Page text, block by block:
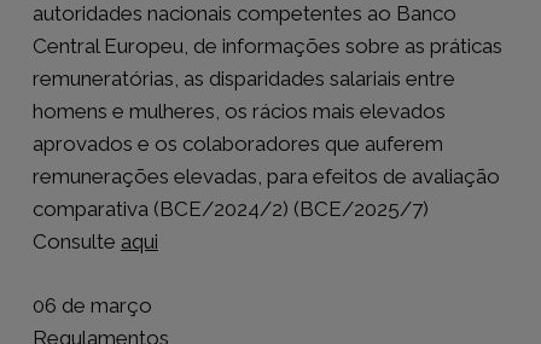
autoridades nacionais competentes ao Banco
Central Europeu, de informações sobre as práticas
remuneratórias, as disparidades salariais entre
homens e mulheres, os rácios mais elevados
aprovados e os colaboradores que auferem
remunerações elevadas, para efeitos de avaliação
comparativa (BCE/2024/2) (BCE/2025/7)
Consulte aqui
06 de março
Regulamentos